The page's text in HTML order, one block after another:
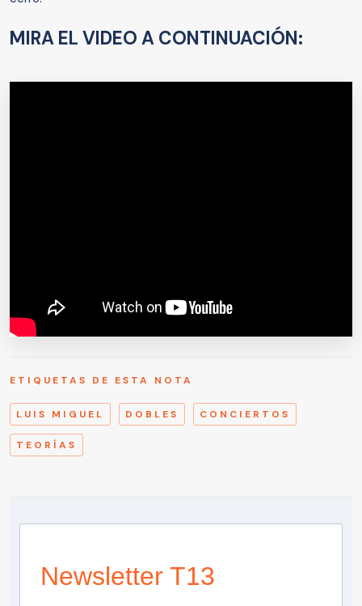
MIRA EL VIDEO A CONTINUACIÓN:
ETIQUETAS DE ESTA NOTA
LUIS MIGUEL DOBLES CONCIERTOS
TEORÍAS
Newsletter T13